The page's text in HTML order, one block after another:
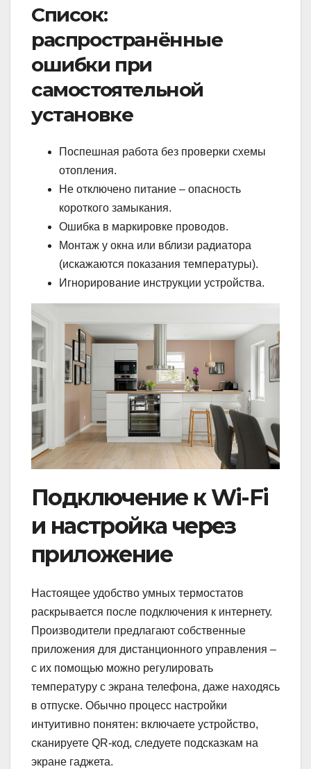
Список:
распространённые
ошибки при
самостоятельной
установке
Поспешная работа без проверки схемы
отопления.
Не отключено питание – опасность
короткого замыкания.
Ошибка в маркировке проводов.
Монтаж у окна или вблизи радиатора
(искажаются показания температуры).
Игнорирование инструкции устройства.
Подключение к Wi-Fi
и настройка через
приложение
Настоящее удобство умных термостатов
раскрывается после подключения к интернету.
Производители предлагают собственные
приложения для дистанционного управления –
с их помощью можно регулировать
температуру с экрана телефона, даже находясь
в отпуске. Обычно процесс настройки
интуитивно понятен: включаете устройство,
сканируете QR-код, следуете подсказкам на
экране гаджета.